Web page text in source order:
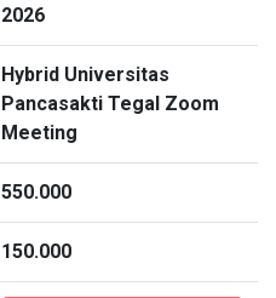
2026
Hybrid Universitas
Pancasakti Tegal Zoom
Meeting
550.000
150.000